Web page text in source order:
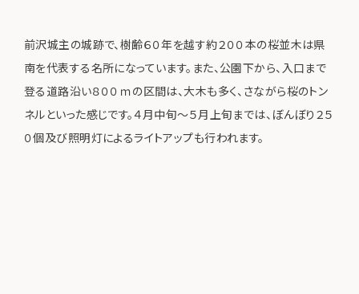
前沢城主の城跡で、樹齢６０年を越す約２００本の桜並木は県
南を代表する名所になっています。また、公園下から、入口まで
登る道路沿い８００ｍの区間は、大木も多く、さながら桜のトン
ネルといった感じです。４月中旬～５月上旬までは、ぼんぼり２５
０個及び照明灯によるライトアップも行われます。